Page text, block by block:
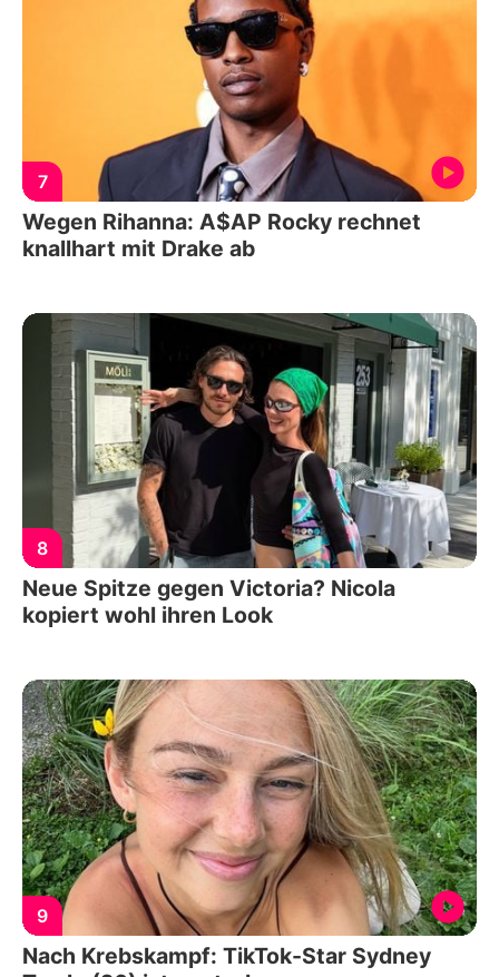
7
Wegen Rihanna: A$AP Rocky rechnet
knallhart mit Drake ab
8
Neue Spitze gegen Victoria? Nicola
kopiert wohl ihren Look
9
Nach Krebskampf: TikTok-Star Sydney